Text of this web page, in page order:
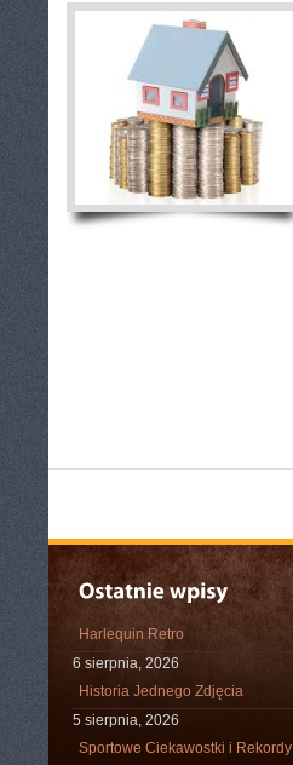
Harlequin Retro
6 sierpnia, 2026
Historia Jednego Zdjęcia
5 sierpnia, 2026
Sportowe Ciekawostki i Rekordy